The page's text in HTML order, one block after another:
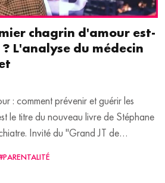
chagrin d'amour est-
L'analyse du médecin
: comment prévenir et guérir les
le titre du nouveau livre de Stéphane
Invité du "Grand JT de
le premier chagrin d'amour est
également sur les "effets